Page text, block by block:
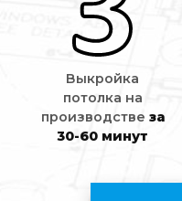
Выкройка
потолка на
производстве за
30-60 минут